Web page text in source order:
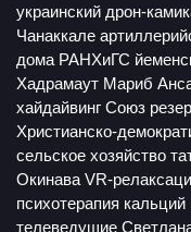
украинский дрон-
Чанаккале
дома РАНХиГС
Хадрамаут Мариб
хайдайвинг Союз
Христианско-
сельское хозяйство
Окинава VR-
психотерапия кальций
телеведущие